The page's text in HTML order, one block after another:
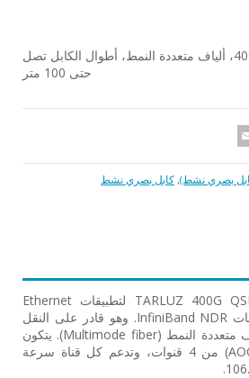
كابل 400G QSFP112 AOC، ألياف متعددة النمط، أطوال الكابل تصل
حتى 100 متر
, كابل بصري نشط
تم تصميم TARLUZ 400G QSFP112 AOC لتطبيقات Ethernet
400GBASE ومعدلات بيانات InfiniBand NDR. وهو قادر على النقل
لمسافة 100m عبر الألياف متعددة النمط (Multimode fiber). يتكون
كل كابل بصري نشط (AOC) من 4 قنوات، وتدعم كل قناة سرعة